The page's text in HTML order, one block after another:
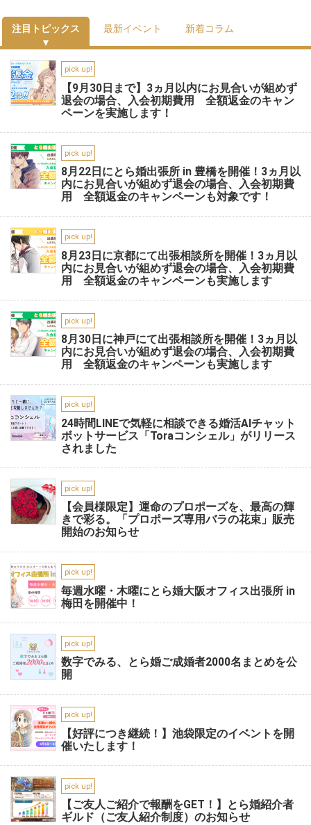
注目トピックス 最新イベント 新着コラム
pick up!
【9月30日まで】3ヵ月以内にお見合いが組めず
退会の場合、入会初期費用 全額返金のキャン
ペーンを実施します！
pick up!
8月22日にとら婚出張所 in 豊橋を開催！3ヵ月以
内にお見合いが組めず退会の場合、入会初期費
用 全額返金のキャンペーンも対象です！
pick up!
8月23日に京都にて出張相談所を開催！3ヵ月以
内にお見合いが組めず退会の場合、入会初期費
用 全額返金のキャンペーンも実施します
pick up!
8月30日に神戸にて出張相談所を開催！3ヵ月以
内にお見合いが組めず退会の場合、入会初期費
用 全額返金のキャンペーンも実施します
pick up!
24時間LINEで気軽に相談できる婚活AIチャット
ボットサービス「Toraコンシェル」がリリース
されました
pick up!
【会員様限定】運命のプロポーズを、最高の輝
きで彩る。「プロポーズ専用バラの花束」販売
開始のお知らせ
pick up!
毎週水曜・木曜にとら婚大阪オフィス出張所 in
梅田を開催中！
pick up!
数字でみる、とら婚ご成婚者2000名まとめを公
開
pick up!
【好評につき継続！】池袋限定のイベントを開
催いたします！
pick up!
【ご友人ご紹介で報酬をGET！】とら婚紹介者
ギルド（ご友人紹介制度）のお知らせ